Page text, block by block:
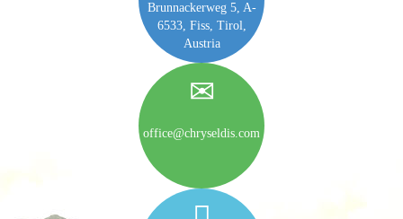
Brunnackerweg 5, A-
6533, Fiss, Tirol,
Austria
office@chryseldis.com